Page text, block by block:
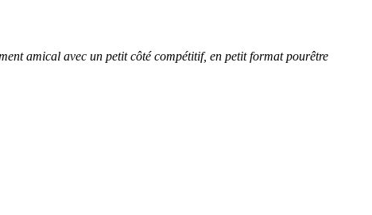
amical avec un petit côté compétitif, en petit format pourêtre